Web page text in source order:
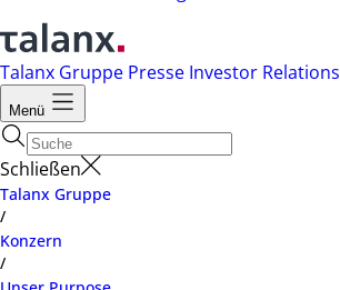
Talanx Gruppe Presse Investor Relations
Menü
Schließen
Talanx Gruppe
/
Konzern
/